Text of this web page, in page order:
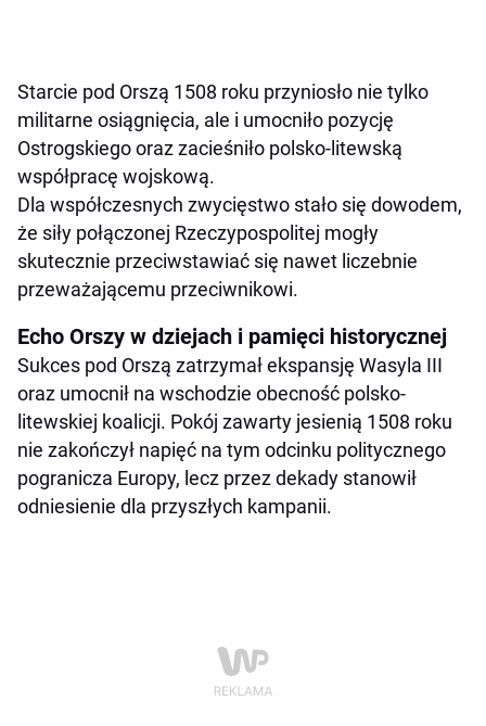
Starcie pod Orszą 1508 roku przyniosło nie tylko
militarne osiągnięcia, ale i umocniło pozycję
Ostrogskiego oraz zacieśniło polsko-litewską
współpracę wojskową.
Dla współczesnych zwycięstwo stało się dowodem,
że siły połączonej Rzeczypospolitej mogły
skutecznie przeciwstawiać się nawet liczebnie
przeważającemu przeciwnikowi.
Echo Orszy w dziejach i pamięci historycznej
Sukces pod Orszą zatrzymał ekspansję Wasyla III
oraz umocnił na wschodzie obecność polsko-
litewskiej koalicji. Pokój zawarty jesienią 1508 roku
nie zakończył napięć na tym odcinku politycznego
pogranicza Europy, lecz przez dekady stanowił
odniesienie dla przyszłych kampanii.